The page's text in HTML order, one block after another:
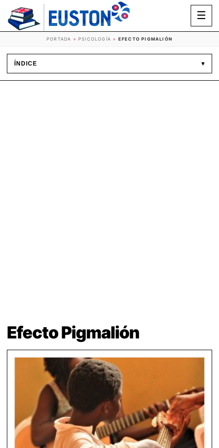
☰
PORTADA »PSICOLOGÍA » EFECTO PIGMALIÓN
ÍNDICE ▾
Efecto Pigmalión